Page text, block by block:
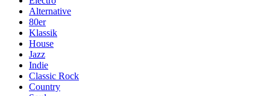
Alternative
80er
Klassik
House
Jazz
Indie
Classic Rock
Country